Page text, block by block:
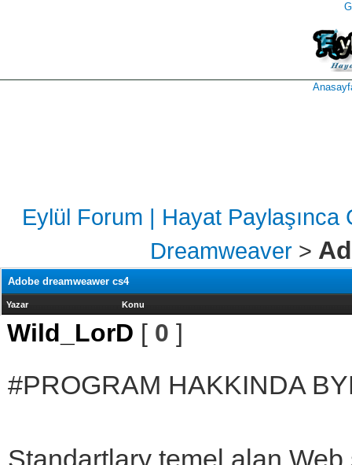
Eylül Forum | Hayat Paylaşınca
Dreamweaver >
Adobe dreamweawer cs4
Yazar Konu
Wild_LorD [ 0 ]
#PROGRAM HAKKINDA
Standartlary temel alan